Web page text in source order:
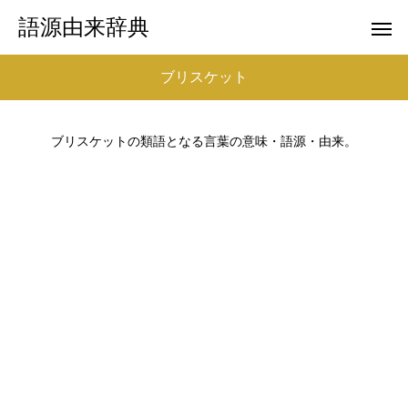
語源由来辞典
ブリスケット
ブリスケットの類語となる言葉の意味・語源・由来。